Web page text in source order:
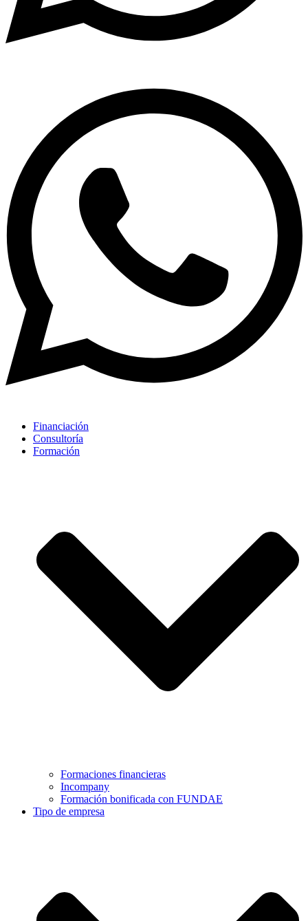
Financiación
Consultoría
Formación
Formaciones financieras
Incompany
Formación bonificada con FUNDAE
Tipo de empresa